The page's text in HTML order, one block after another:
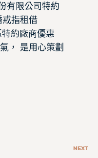
有限公司特約
指租借
約廠商優惠
， 是用心策劃
NEXT